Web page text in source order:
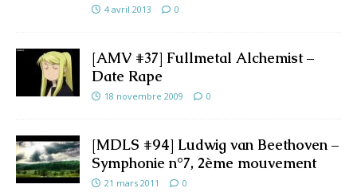
4 avril 2013 0
[AMV #37] Fullmetal Alchemist –
Date Rape
18 novembre 2009 0
[MDLS #94] Ludwig van Beethoven –
Symphonie n°7, 2ème mouvement
21 mars 2011 0